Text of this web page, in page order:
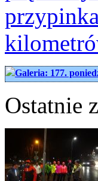
Galeria: 177.
Ostatnie